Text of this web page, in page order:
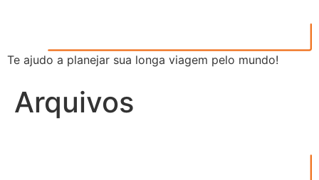
Te ajudo a planejar sua longa viagem pelo mundo!
Arquivos